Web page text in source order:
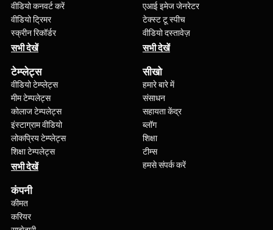
वीडियो कनवर्ट करें
वीडियो ट्रिमर
स्क्रीन रिकॉर्डर
सभी देखें
एआई इमेज जेनरेटर
टेक्स्ट टू स्पीच
वीडियो दस्तावेज़
सभी देखें
टेम्प्लेट्स
वीडियो टेम्प्लेट्स
मीम टेम्पलेट्स
कोलाज टेम्पलेट्स
इंस्टाग्राम वीडियो
लोकप्रिय टेम्प्लेट्स
शिक्षा टेम्पलेट्स
सभी देखें
सीखो
हमारे बारे में
संसाधन
सहायता केंद्र
ब्लॉग
शिक्षा
टीम्स
हमसे संपर्क करें
कंपनी
कीमत
करियर